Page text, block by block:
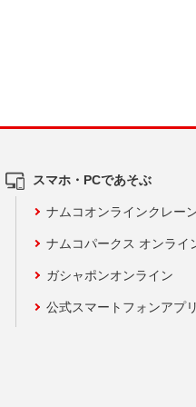
スマホ・PCであそぶ
ナムコオンラインクレー
ナムコパークス オンライ
ガシャポンオンライン
公式スマートフォンアプリ